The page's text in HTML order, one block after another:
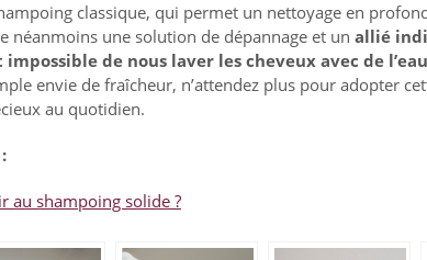
classique, qui permet un nettoyage en
néanmoins une solution de dépannage et un allié
de nous laver les cheveux avec de l’eau
envie de fraîcheur, n’attendez plus pour adopter
au quotidien.
au shampoing solide ?